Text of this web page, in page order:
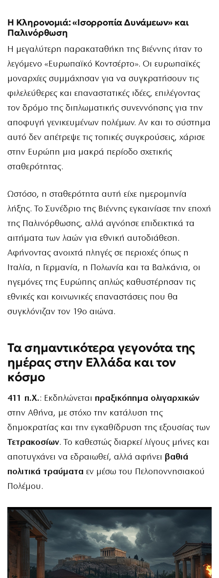
Η Κληρονομιά: «Ισορροπία Δυνάμεων» και
Παλινόρθωση
Η μεγαλύτερη παρακαταθήκη της Βιέννης ήταν το
λεγόμενο «Ευρωπαϊκό Κοντσέρτο». Οι ευρωπαϊκές
μοναρχίες συμμάχησαν για να συγκρατήσουν τις
φιλελεύθερες και επαναστατικές ιδέες, επιλέγοντας
τον δρόμο της διπλωματικής συνεννόησης για την
αποφυγή γενικευμένων πολέμων. Αν και το σύστημα
αυτό δεν απέτρεψε τις τοπικές συγκρούσεις, χάρισε
στην Ευρώπη μια μακρά περίοδο σχετικής
σταθερότητας.
Ωστόσο, η σταθερότητα αυτή είχε ημερομηνία
λήξης. Το Συνέδριο της Βιέννης εγκαινίασε την εποχή
της Παλινόρθωσης, αλλά αγνόησε επιδεικτικά τα
αιτήματα των λαών για εθνική αυτοδιάθεση.
Αφήνοντας ανοιχτά πληγές σε περιοχές όπως η
Ιταλία, η Γερμανία, η Πολωνία και τα Βαλκάνια, οι
ηγεμόνες της Ευρώπης απλώς καθυστέρησαν τις
εθνικές και κοινωνικές επαναστάσεις που θα
συγκλόνιζαν τον 19ο αιώνα.
Τα σημαντικότερα γεγονότα της
ημέρας στην Ελλάδα και τον
κόσμο
411 π.Χ.: Εκδηλώνεται πραξικόπημα ολιγαρχικών
στην Αθήνα, με στόχο την κατάλυση της
δημοκρατίας και την εγκαθίδρυση της εξουσίας των
Τετρακοσίων. Το καθεστώς διαρκεί λίγους μήνες και
αποτυγχάνει να εδραιωθεί, αλλά αφήνει βαθιά
πολιτικά τραύματα εν μέσω του Πελοποννησιακού
Πολέμου.